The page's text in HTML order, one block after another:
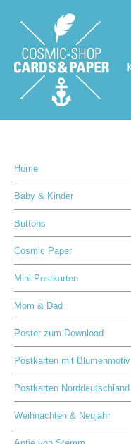
Home
Baby & Kinder
Buttons
Cosmic Paper
Mini-Postkarten
Mom & Dad
Poster zum Download
Postkarten mit Blumenmotiv
Postkarten Norddeutschland
Weihnachten & Neujahr